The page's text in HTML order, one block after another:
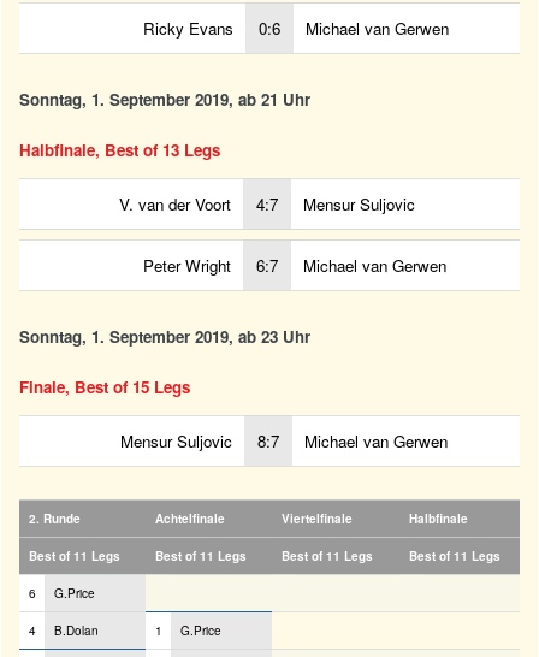
Ricky Evans 0:6 Michael van Gerwen
Sonntag, 1. September 2019, ab 21 Uhr
Halbfinale, Best of 13 Legs
V. van der Voort 4:7 Mensur Suljovic
Peter Wright 6:7 Michael van Gerwen
Sonntag, 1. September 2019, ab 23 Uhr
Finale, Best of 15 Legs
Mensur Suljovic 8:7 Michael van Gerwen
2. Runde Achtelfinale Viertelfinale Halbfinale
Best of 11 Legs Best of 11 Legs Best of 11 Legs Best of 11 Legs
6 G.Price
4 B.Dolan 1 G.Price